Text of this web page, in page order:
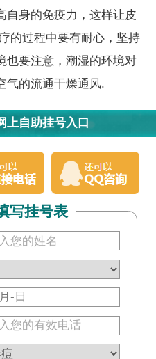
自身的免疫力，这样让皮
的过程中要有耐心，坚持
也要注意，潮湿的环境对
气的流通干燥通风.
上自助挂号入口
写挂号表